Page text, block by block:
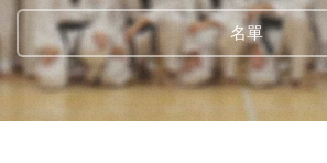
名單